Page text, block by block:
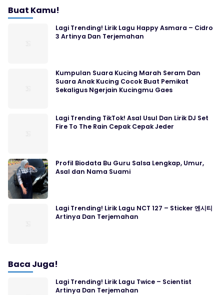
Buat Kamu!
Lagi Trending! Lirik Lagu Happy Asmara – Cidro
3 Artinya Dan Terjemahan
Kumpulan Suara Kucing Marah Seram Dan
Suara Anak Kucing Cocok Buat Pemikat
Sekaligus Ngerjain Kucingmu Gaes
Lagi Trending TikTok! Asal Usul Dan Lirik DJ Set
Fire To The Rain Cepak Cepak Jeder
Profil Biodata Bu Guru Salsa Lengkap, Umur,
Asal dan Nama Suami
Lagi Trending! Lirik Lagu NCT 127 – Sticker 엔시티
Artinya Dan Terjemahan
Baca Juga!
Lagi Trending! Lirik Lagu Twice – Scientist
Artinya Dan Terjemahan